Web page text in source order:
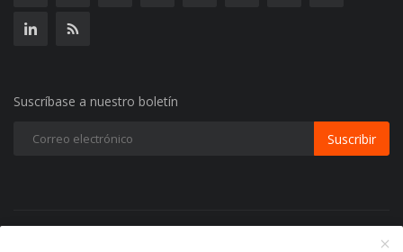
Suscríbase a nuestro boletín
Suscribir